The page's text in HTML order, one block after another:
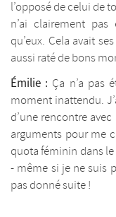
l’opposé de celui de
n’ai clairement
qu’eux. Cela avait
aussi raté de bons
Émilie : Ça n’a pas
moment inattendu.
d’une rencontre
arguments pour me
quota féminin dans le
- même si je ne suis
pas donné suite !